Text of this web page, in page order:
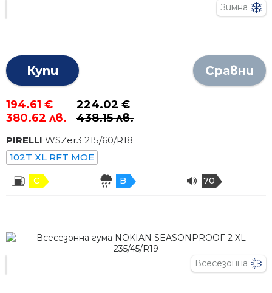
Зимна
Купи Сравни
194.61 €
380.62 лв.
224.02 €
438.15 лв.
PIRELLI WSZer3 215/60/R18
102T XL RFT MOE
C B 70
Всесезонна